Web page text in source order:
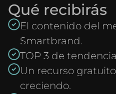
Qué recibirás
El contenido del
Smartbrand.
TOP 3 de
Un recurso
creciendo.